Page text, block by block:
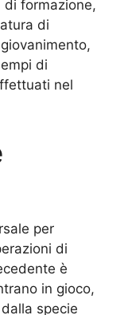
formazione,
di
di
nel
per
di
è
in gioco,
specie